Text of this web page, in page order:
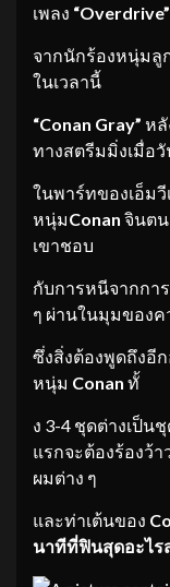
เพลง “Overdrive”
จากนักร้องหนุ่มลู
ในเวลานี้
“Conan Gray” หลั
ทางสตรีมมิ่งเมื่อ
ในพาร์ทของเอ็มวี
หนุ่มConan จินตน
เขาชอบ
กับการหนีจากกา
ๆ ผ่านในมุมของ
ซึ่งสิ่งต้องพูดถึงอี
หนุ่ม Conan ทั้
ง 3-4 ชุดต่างเป็น
แรกจะต้องร้องว้
ผมต่าง ๆ
และท่าเต้นของ
นาทีที่ฟินสุดอะไร